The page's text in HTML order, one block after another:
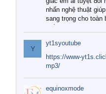
nhấn nghệ thuật
sang trọng cho toàn
Tuy nhiên, giữa thị
với vô vàn thương
như hiện nay, làm
được những bộ
cấp thực sự chất
khí hậu và nhu cầu
Y
yt1syoutube
https://www-
mp3/
equinoxmode